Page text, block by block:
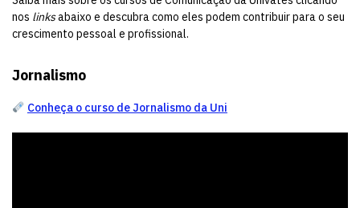
nos linksabaixo e descubra como eles podem contribuir para o seu
crescimento pessoal e profissional.
Jornalismo
Conheça o curso de Jornalismo da Uni